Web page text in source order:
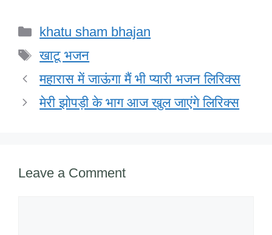
e
b
o
o
k
er e
dI
n
s
p
p
M
ail
Categories
khatu sham bhajan
Tags
खाटू भजन
महारास में जाऊंगा मैं भी प्यारी भजन लिरिक्स
मेरी झोपड़ी के भाग आज खुल जाएंगे लिरिक्स
Leave a Comment